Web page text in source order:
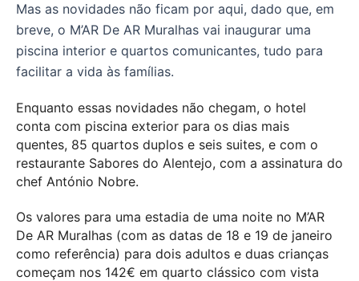
Mas as novidades não ficam por aqui, dado que, em
breve, o M’AR De AR Muralhas vai inaugurar uma
piscina interior e quartos comunicantes, tudo para
facilitar a vida às famílias.
Enquanto essas novidades não chegam, o hotel
conta com piscina exterior para os dias mais
quentes, 85 quartos duplos e seis suites, e com o
restaurante Sabores do Alentejo, com a assinatura do
chef António Nobre.
Os valores para uma estadia de uma noite no M’AR
De AR Muralhas (com as datas de 18 e 19 de janeiro
como referência) para dois adultos e duas crianças
começam nos 142€ em quarto clássico com vista